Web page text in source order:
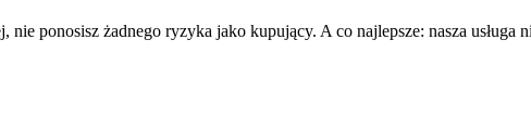
nie ponosisz żadnego ryzyka jako kupujący. A co najlepsze: nasza